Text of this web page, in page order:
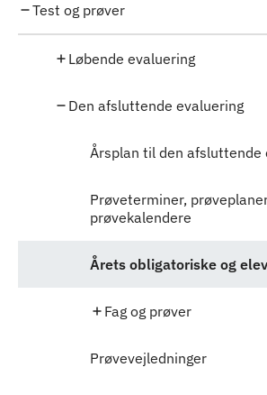
Test og prøver
Løbende evaluering
Den afsluttende evaluering
Årsplan til den afsluttende
Prøveterminer,
prøvekalendere
Årets obligatoriske og
Fag og prøver
Prøvevejledninger